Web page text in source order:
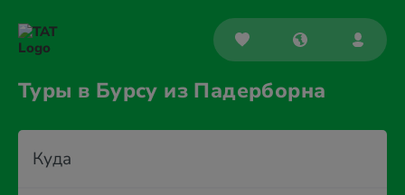
Туры в Бурсу из Падерборна
Куда